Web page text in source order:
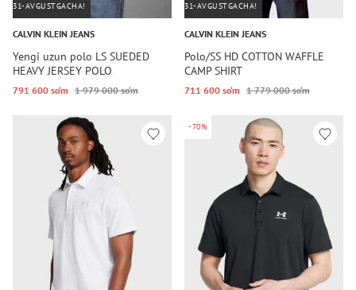
31-AVGUSTGACHA!
CALVIN KLEIN JEANS
Yengi uzun polo LS SUEDED
HEAVY JERSEY POLO
791 600 so‘m 1 979 000 so‘m
31-AVGUSTGACHA!
CALVIN KLEIN JEANS
Polo/SS HD COTTON WAFFLE
CAMP SHIRT
711 600 so‘m 1 779 000 so‘m
-70%